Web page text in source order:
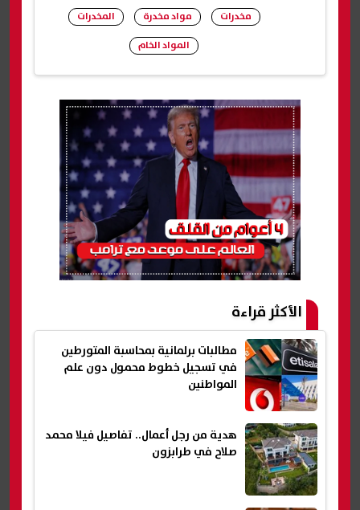
مخدرات مواد مخدرة
المخدرات
المواد الخام
الأكثر قراءة
مطالبات برلمانية بمحاسبة المتورطين
في تسجيل خطوط محمول دون علم
المواطنين
هدية من رجل أعمال.. تفاصيل فيلا محمد
صلاح في طرابزون